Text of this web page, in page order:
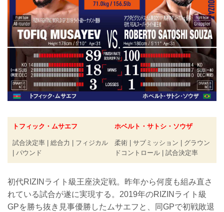
トフィック・ムサエフ
試合決定率 | 総合力 | フィジカル
| パウンド
ホベルト・サトシ・ソウザ
柔術 | サブミッション | グラウン
ドコントロール | 試合決定率
初代RIZINライト級王座決定戦。昨年から何度も組み直さ
れている試合が遂に実現する。2019年のRIZINライト級
GPを勝ち抜き見事優勝したムサエフと、同GPで初戦敗退